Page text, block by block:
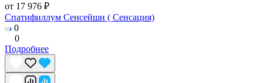
от 17 976 ₽
Спатифиллум Сенсейшн ( Сенсация)
0
0
Подробнее